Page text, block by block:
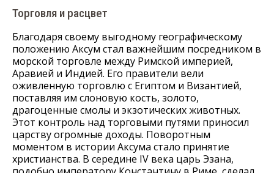
Торговля и расцвет
Благодаря своему выгодному географическому
положению Аксум стал важнейшим посредником в
морской торговле между Римской империей,
Аравией и Индией. Его правители вели
оживленную торговлю с Египтом и Византией,
поставляя им слоновую кость, золото,
драгоценные смолы и экзотических животных.
Этот контроль над торговыми путями приносил
царству огромные доходы. Поворотным
моментом в истории Аксума стало принятие
христианства. В середине IV века царь Эзана,